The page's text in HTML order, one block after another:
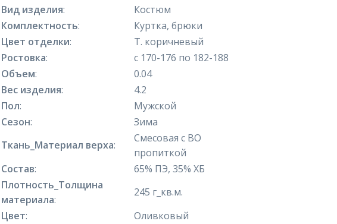
Вид изделия:
Костюм
Комплектность:
Куртка, брюки
Цвет отделки:
Т. коричневый
Ростовка:
с 170-176 по 182-188
Объем:
0.04
Вес изделия:
4.2
Пол:
Мужской
Сезон:
Зима
Ткань_Материал верха:
Смесовая с ВО
пропиткой
Состав:
65% ПЭ, 35% ХБ
Плотность_Толщина
материала:
245 г_кв.м.
Цвет: Оливковый